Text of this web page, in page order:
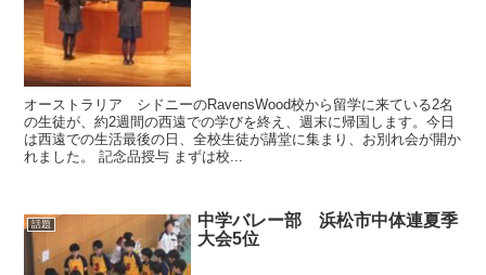
オーストラリア シドニーのRavensWood校から留学に来ている2名
の生徒が、約2週間の西遠での学びを終え、週末に帰国します。今日
は西遠での生活最後の日、全校生徒が講堂に集まり、お別れ会が開か
れました。 記念品授与 まずは校...
話題
中学バレー部 浜松市中体連夏季
大会5位